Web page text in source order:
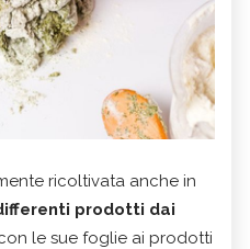
ricoltivata anche in
prodotti dai
le sue foglie ai prodotti